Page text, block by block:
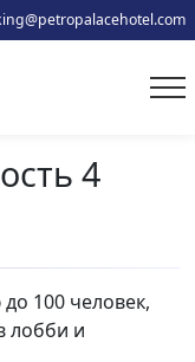
4
100 человек,
лобби и